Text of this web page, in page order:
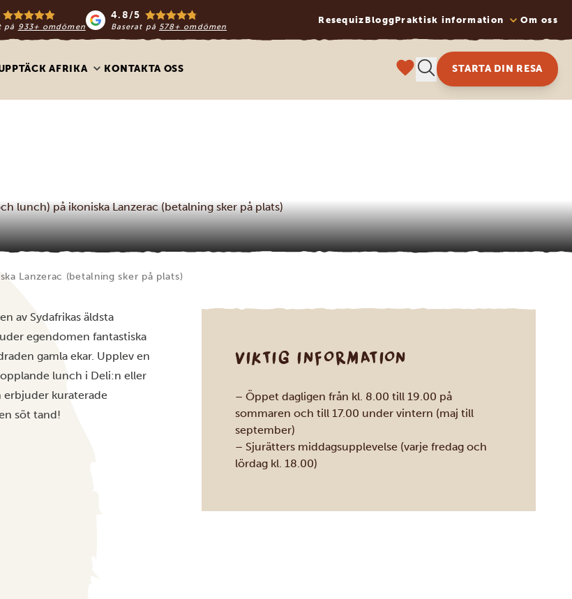
på 933+ omdömen
4.8/5
Baserat på 578+ omdömen
Resequiz BloggPraktisk information Om oss
AFRIKA KONTAKTA OSS STARTA DIN RESA
lunch) på ikoniska Lanzerac (betalning sker på plats)
Lanzerac (betalning sker på plats)
av Sydafrikas äldsta
egendomen fantastiska
gamla ekar. Upplev en
lunch i Deli:n eller
erbjuder kuraterade
söt tand!
VIKTIG INFORMATION
– Öppet dagligen från kl. 8.00 till 19.00 på
sommaren och till 17.00 under vintern (maj till
september)
– Sjurätters middagsupplevelse (varje fredag och
lördag kl. 18.00)